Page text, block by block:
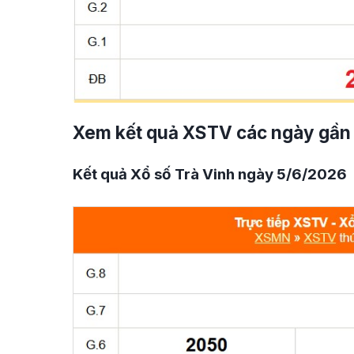
Xem kết quả XSTV các ngày
Kết quả Xổ số Trà Vinh ngày 5/6/2026